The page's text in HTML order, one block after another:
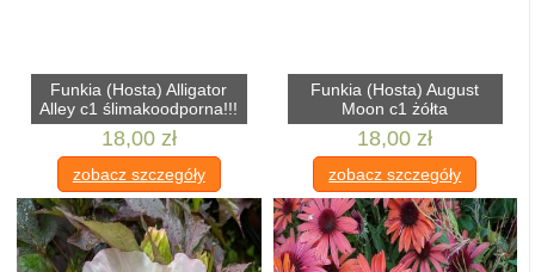
Funkia (Hosta) Alligator
Alley c1 ślimakoodporna!!!
18,00 zł
zobacz szczegóły
Funkia (Hosta) August
Moon c1 żółta
18,00 zł
zobacz szczegóły